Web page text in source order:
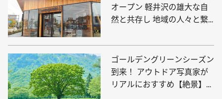
オープン 軽井沢の雄大な自
然と共存し 地域の人々と繋
ゴールデングリーンシーズン
到来！ アウトドア写真家が
リアルにおすすめ【絶景】新